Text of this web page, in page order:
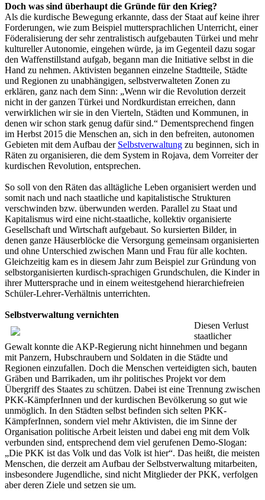
Doch was sind überhaupt die Gründe für den Krieg?
Als die kurdische Bewegung erkannte, dass der Staat auf keine ihrer
Forderungen, wie zum Beispiel muttersprachlichen Unterricht, einer
Föderalisierung der sehr zentralistisch aufgebauten Türkei und mehr
kultureller Autonomie, eingehen würde, ja im Gegenteil dazu sogar
den Waffenstillstand aufgab, begann man die Initiative selbst in die
Hand zu nehmen. Aktivisten begannen einzelne Stadtteile, Städte
und Regionen zu unabhängigen, selbstverwalteten Zonen zu
erklären, ganz nach dem Sinn: „Wenn wir die Revolution derzeit
nicht in der ganzen Türkei und Nordkurdistan erreichen, dann
verwirklichen wir sie in den Vierteln, Städten und Kommunen, in
denen wir schon stark genug dafür sind.“ Dementsprechend fingen
im Herbst 2015 die Menschen an, sich in den befreiten, autonomen
Gebieten mit dem Aufbau der Selbstverwaltung zu beginnen, sich in
Räten zu organisieren, die dem System in Rojava, dem Vorreiter der
kurdischen Revolution, entsprechen.
So soll von den Räten das alltägliche Leben organisiert werden und
somit nach und nach staatliche und kapitalistische Strukturen
verschwinden bzw. überwunden werden. Parallel zu Staat und
Kapitalismus wird eine nicht-staatliche, kollektiv organisierte
Gesellschaft und Wirtschaft aufgebaut. So kursierten Bilder, in
denen ganze Häuserblöcke die Versorgung gemeinsam organisierten
und ohne Unterschied zwischen Mann und Frau für alle kochten.
Gleichzeitig kam es in diesem Jahr zum Beispiel zur Gründung von
selbstorganisierten kurdisch-sprachigen Grundschulen, die Kinder in
ihrer Muttersprache und in einem weitestgehend hierarchiefreien
Schüler-Lehrer-Verhältnis unterrichten.
Selbstverwaltung vernichten
Diesen Verlust
staatlicher
Gewalt konnte die AKP-Regierung nicht hinnehmen und begann
mit Panzern, Hubschraubern und Soldaten in die Städte und
Regionen einzufallen. Doch die Menschen verteidigten sich, bauten
Gräben und Barrikaden, um ihr politisches Projekt vor dem
Übergriff des Staates zu schützen. Dabei ist eine Trennung zwischen
PKK-KämpferInnen und der kurdischen Bevölkerung so gut wie
unmöglich. In den Städten selbst befinden sich selten PKK-
KämpferInnen, sondern viel mehr Aktivisten, die im Sinne der
Organisation politische Arbeit leisten und dabei eng mit dem Volk
verbunden sind, entsprechend dem viel gerufenen Demo-Slogan:
„Die PKK ist das Volk und das Volk ist hier“. Das heißt, die meisten
Menschen, die derzeit am Aufbau der Selbstverwaltung mitarbeiten,
insbesondere Jugendliche, sind nicht Mitglieder der PKK, verfolgen
aber deren Ziele und setzen sie um.